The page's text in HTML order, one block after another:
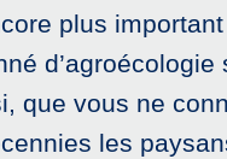
plus
d’agroécologie
que vous ne
les